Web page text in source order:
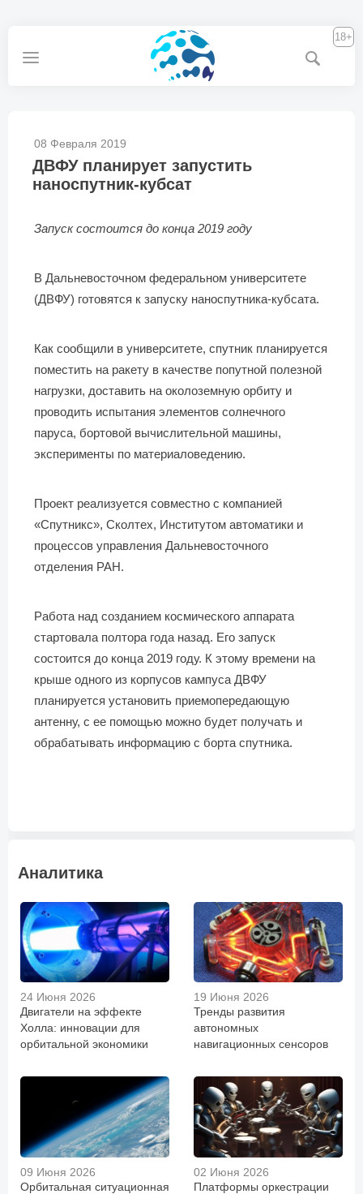
18+
08 Февраля 2019
ДВФУ планирует запустить
наноспутник-кубсат
Запуск состоится до конца 2019 году
В Дальневосточном федеральном университете
(ДВФУ) готовятся к запуску наноспутника-кубсата.
Как сообщили в университете, спутник планируется
поместить на ракету в качестве попутной полезной
нагрузки, доставить на околоземную орбиту и
проводить испытания элементов солнечного
паруса, бортовой вычислительной машины,
эксперименты по материаловедению.
Проект реализуется совместно с компанией
«Спутникс», Сколтех, Институтом автоматики и
процессов управления Дальневосточного
отделения РАН.
Работа над созданием космического аппарата
стартовала полтора года назад. Его запуск
состоится до конца 2019 году. К этому времени на
крыше одного из корпусов кампуса ДВФУ
планируется установить приемопередающую
антенну, с ее помощью можно будет получать и
обрабатывать информацию с борта спутника.
Аналитика
24 Июня 2026
Двигатели на эффекте
Холла: инновации для
орбитальной экономики
19 Июня 2026
Тренды развития
автономных
навигационных сенсоров
09 Июня 2026
Орбитальная ситуационная
02 Июня 2026
Платформы оркестрации